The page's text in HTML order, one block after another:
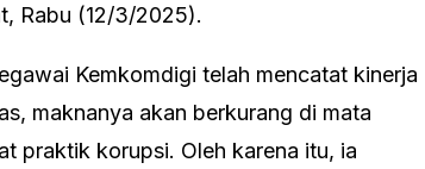
Rabu (12/3/2025).
Kemkomdigi telah mencatat kinerja
maknanya akan berkurang di mata
praktik korupsi. Oleh karena itu, ia